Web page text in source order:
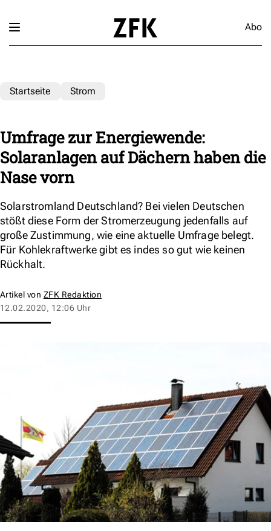
Abo
Startseite Strom
Umfrage zur Energiewende:
Solaranlagen auf Dächern haben die
Nase vorn
Solarstromland Deutschland? Bei vielen Deutschen
stößt diese Form der Stromerzeugung jedenfalls auf
große Zustimmung, wie eine aktuelle Umfrage belegt.
Für Kohlekraftwerke gibt es indes so gut wie keinen
Rückhalt.
Artikel von ZFK Redaktion
12.02.2020, 12:06 Uhr